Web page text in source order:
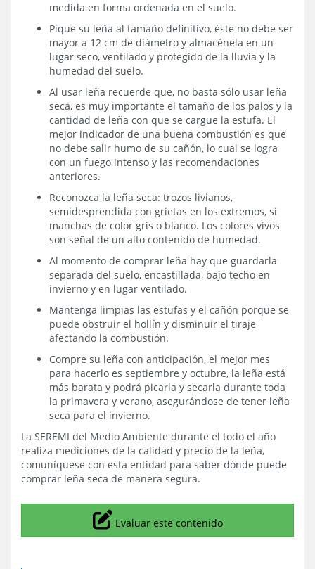
medida en forma ordenada en el suelo.
Pique su leña al tamaño definitivo, éste no debe ser
mayor a 12 cm de diámetro y almacénela en un
lugar seco, ventilado y protegido de la lluvia y la
humedad del suelo.
Al usar leña recuerde que, no basta sólo usar leña
seca, es muy importante el tamaño de los palos y la
cantidad de leña con que se cargue la estufa. El
mejor indicador de una buena combustión es que
no debe salir humo de su cañón, lo cual se logra
con un fuego intenso y las recomendaciones
anteriores.
Reconozca la leña seca: trozos livianos,
semidesprendida con grietas en los extremos, si
manchas de color gris o blanco. Los colores vivos
son señal de un alto contenido de humedad.
Al momento de comprar leña hay que guardarla
separada del suelo, encastillada, bajo techo en
invierno y en lugar ventilado.
Mantenga limpias las estufas y el cañón porque se
puede obstruir el hollín y disminuir el tiraje
afectando la combustión.
Compre su leña con anticipación, el mejor mes
para hacerlo es septiembre y octubre, la leña está
más barata y podrá picarla y secarla durante toda
la primavera y verano, asegurándose de tener leña
seca para el invierno.
La SEREMI del Medio Ambiente durante el todo el año
realiza mediciones de la calidad y precio de la leña,
comuníquese con esta entidad para saber dónde puede
comprar leña seca de manera segura.
Icono
Evaluar este contenido